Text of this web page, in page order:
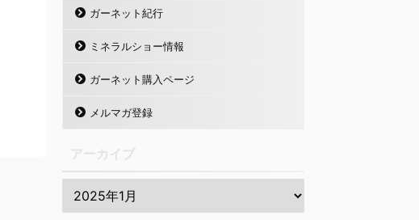
ガーネット紀行
ミネラルショー情報
ガーネット購入ページ
メルマガ登録